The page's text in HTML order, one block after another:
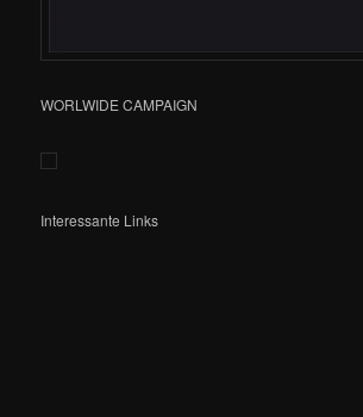
WORLWIDE CAMPAIGN
Interessante Links